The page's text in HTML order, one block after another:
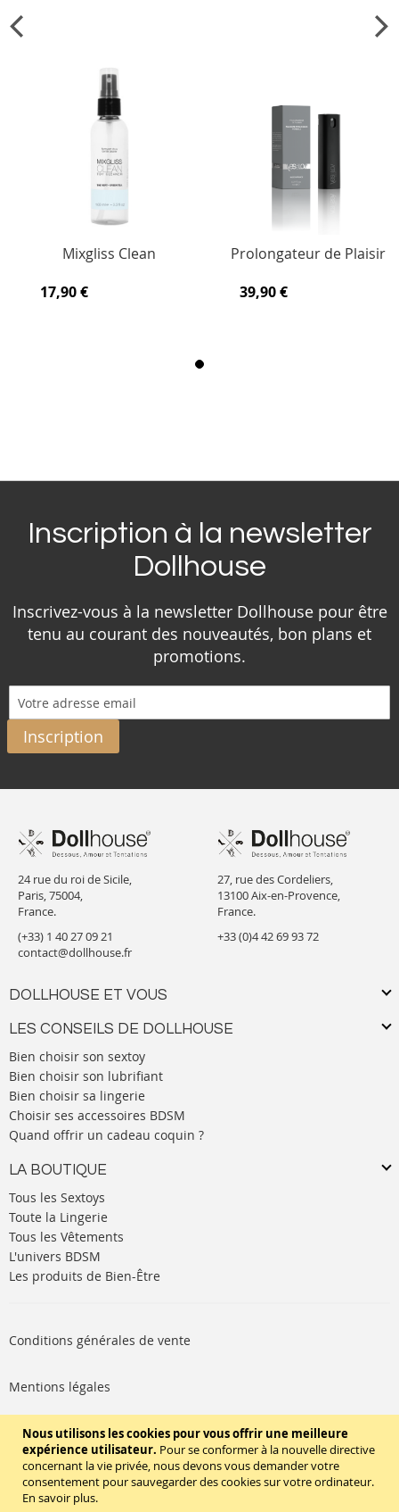
Nous utilisons les cookies pour vous offrir une meilleure
expérience utilisateur. Pour se conformer à la nouvelle directive
concernant la vie privée, nous devons vous demander votre
consentement pour sauvegarder des cookies sur votre ordinateur.
En savoir plus.
Mixgliss Clean
17,90 €
Prolongateur de Plaisir
39,90 €
Inscription à la newsletter
Dollhouse
Inscrivez-vous à la newsletter Dollhouse pour être
tenu au courant des nouveautés, bon plans et
promotions.
Inscription
24 rue du roi de Sicile,
Paris, 75004,
France.
(+33) 1 40 27 09 21
contact@dollhouse.fr
DOLLHOUSE ET VOUS
LES CONSEILS DE DOLLHOUSE
Bien choisir son sextoy
Bien choisir son lubrifiant
Bien choisir sa lingerie
Choisir ses accessoires BDSM
Quand offrir un cadeau coquin ?
LA BOUTIQUE
Tous les Sextoys
Toute la Lingerie
Tous les Vêtements
L'univers BDSM
Les produits de Bien-Être
27, rue des Cordeliers,
13100 Aix-en-Provence,
France.
+33 (0)4 42 69 93 72
Conditions générales de vente
Mentions légales
Politique de cookies
SUIVEZ-NOUS